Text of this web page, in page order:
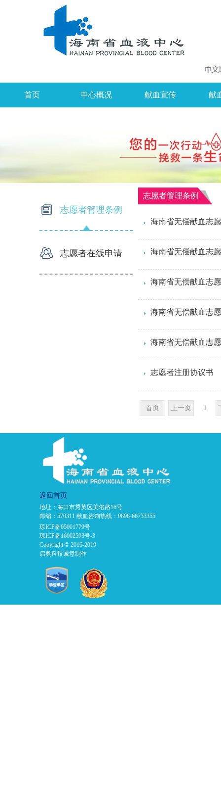
首页 中心概况 献血宣传 献
志愿者管理条例
志愿者在线申请
志愿者管理条例
海南省无偿献血志
海南省无偿献血志
海南省无偿献血志
海南省无偿献血志
海南省无偿献血志
志愿者注册协议书
首页 上一页 1
返回首页
地址：海口市秀英区美俗路16号
邮编：570311 献血咨询热线：0898-66733355
琼ICP备05001779号
琼ICP备16002593号-3
Copyright © 2016-2019
启奥科技诚意制作